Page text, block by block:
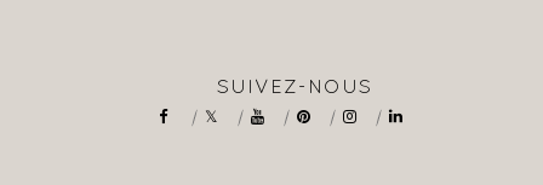
SUIVEZ-NOUS